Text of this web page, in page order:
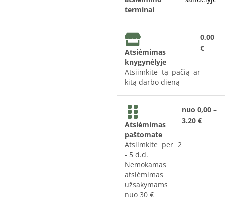
terminai
Atsiėmimas
knygynėlyje
Atsiimkite tą pačią ar
kitą darbo dieną
0,00
€
Atsiėmimas
paštomate
Atsiimkite per 2
- 5 d.d.
Nemokamas
atsiėmimas
užsakymams
nuo 30 €
nuo 0,00 –
3.20 €